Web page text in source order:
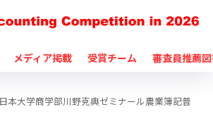
メディア掲載 受賞チーム 審査員推薦
日本大学商学部川野克典ゼミナール農業簿記普